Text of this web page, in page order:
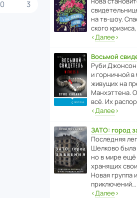
0 3
на тв-шоу.
с­кого
‹Далее›
Восьмой
Руби
и горни­чной
живущих на
Манх­эт­тена.
всё. Их
‹Далее›
ЗАТО: город
После­дняя
Шелково была
но в мире
хранящих
Новая группа
приключений…
‹Далее›